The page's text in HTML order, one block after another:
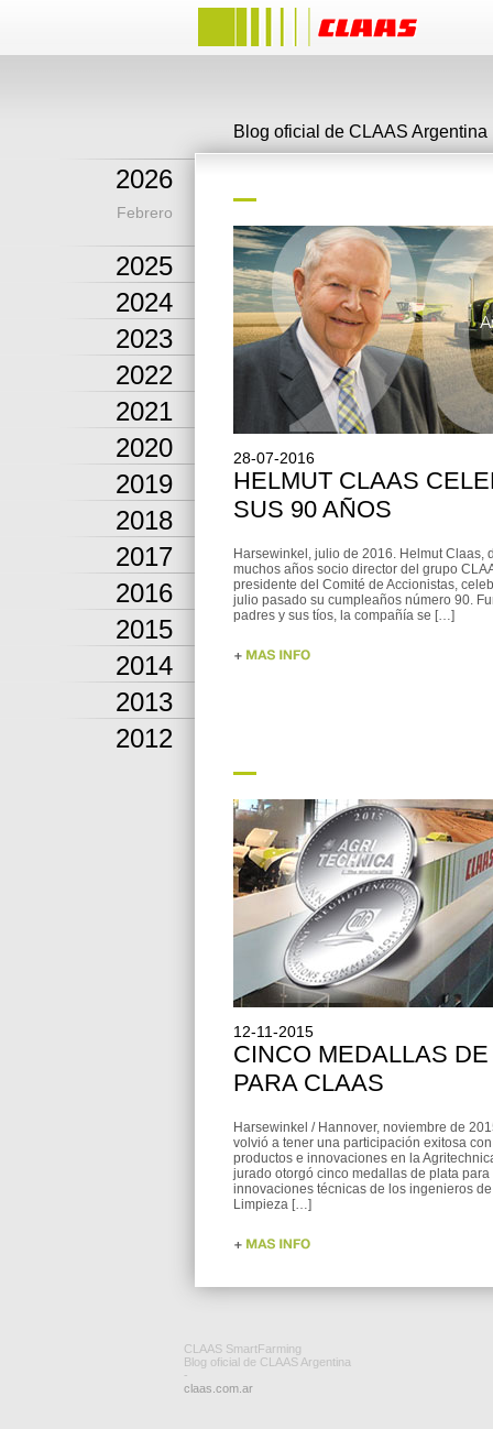
2026
Febrero
2025
2024
2023
2022
2021
2020
2019
2018
2017
2016
2015
2014
2013
2012
Blog oficial de CLAAS Argentina
28-07-2016
HELMUT CLAAS
SUS 90 AÑOS
Harsewinkel, julio de 2016. Helmut Claas,
muchos años socio director del grupo
presidente del Comité de Accionistas,
julio pasado su cumpleaños número 90.
padres y sus tíos, la compañía se […]
12-11-2015
CINCO MEDALLAS DE
PARA CLAAS
Harsewinkel / Hannover, noviembre de
volvió a tener una participación exitosa
productos e innovaciones en la
jurado otorgó cinco medallas de plata para
innovaciones técnicas de los ingenieros
Limpieza […]
CLAAS SmartFarming
Blog oficial de CLAAS Argentina
-
claas.com.ar